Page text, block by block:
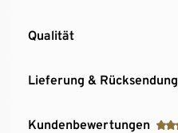
Qualität
Lieferung & Rücksendung
Kundenbewertungen